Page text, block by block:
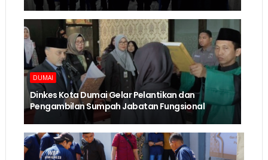
DUMAI
Dinkes Kota Dumai Gelar Pelantikan dan
Pengambilan Sumpah Jabatan Fungsional